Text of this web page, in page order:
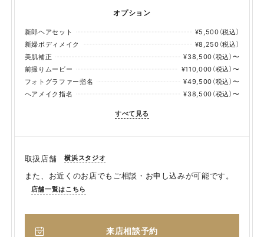
オプション
新郎ヘアセット
¥5,500（税込）
新婦ボディメイク
¥8,250（税込）
美肌補正
¥38,500（税込）〜
前撮りムービー
¥110,000（税込）〜
フォトグラファー指名
¥49,500（税込）〜
ヘアメイク指名
¥38,500（税込）〜
すべて見る
取扱店舗 横浜スタジオ
また、お近くのお店でもご相談・お申し込みが可能です。
店舗一覧はこちら
来店相談予約